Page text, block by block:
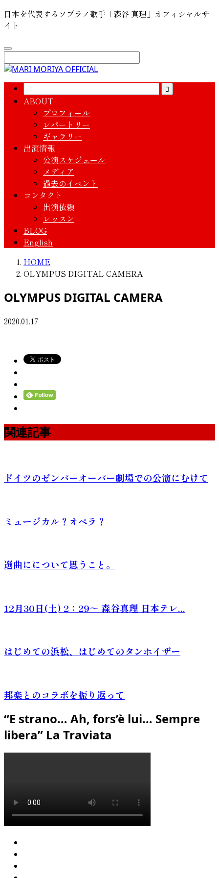
日本を代表するソプラノ歌手「森谷 真理」オフィシャルサ
イト
ABOUT
プロフィール
レパートリー
ギャラリー
出演情報
公演スケジュール
メディア
過去のイベント
コンタクト
出演依頼
レッスン
BLOG
English
HOME
OLYMPUS DIGITAL CAMERA
OLYMPUS DIGITAL CAMERA
2020.01.17
関連記事
ドイツのゼンパーオーパー劇場での公演にむけて
ミュージカル？オペラ？
選曲にについて思うこと。
12月30日(土) 2：29～ 森谷真理 日本テレ...
はじめての浜松、はじめてのタンホイザー
邦楽とのコラボを振り返って
“E strano… Ah, fors’è lui… Sempre
libera” La Traviata